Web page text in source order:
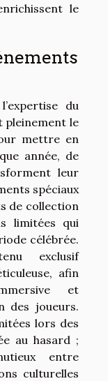
le
du
pleinement le
mettre en
année, de
leur
spéciaux
de collection
limitées qui
célébrée.
exclusif
afin
et
des joueurs.
lors des
au hasard ;
entre
culturelles